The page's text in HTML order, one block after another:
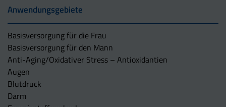
Anwendungsgebiete
Basisversorgung für die Frau
Basisversorgung für den Mann
Anti-Aging/Oxidativer Stress – Antioxidantien
Augen
Blutdruck
Darm